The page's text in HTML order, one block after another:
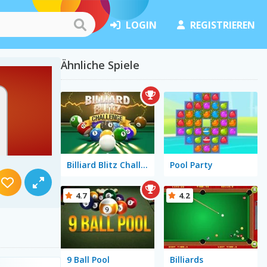
LOGIN REGISTRIEREN
Ähnliche Spiele
Billiard Blitz Challenge Pool Party
9 Ball Pool
4.7
Billiards
4.2